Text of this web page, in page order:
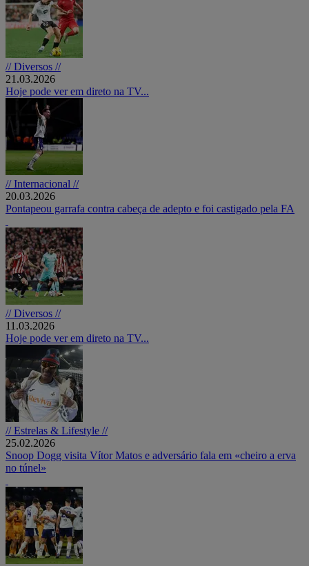
// Diversos //
21.03.2026
Hoje pode ver em direto na TV...
// Internacional //
20.03.2026
Pontapeou garrafa contra cabeça de adepto e foi castigado pela FA
// Diversos //
11.03.2026
Hoje pode ver em direto na TV...
// Estrelas & Lifestyle //
25.02.2026
Snoop Dogg visita Vítor Matos e adversário fala em «cheiro a erva
no túnel»